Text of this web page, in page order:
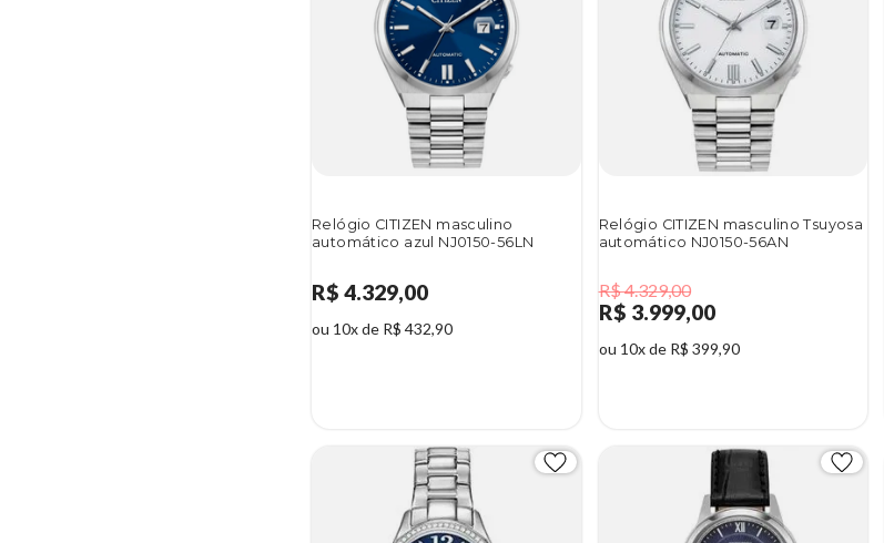
Relógio CITIZEN masculino
automático azul NJ0150-56LN
R$ 4.329,00
ou 10x de R$ 432,90
Relógio CITIZEN masculino Tsuyosa
automático NJ0150-56AN
R$ 4.329,00
R$ 3.999,00
ou 10x de R$ 399,90